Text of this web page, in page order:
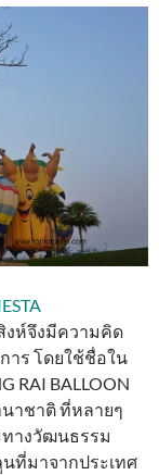
งห์จึงมีความคิด
าร โดยใช้ชื่อใน
RAI BALLOON
นาชาติ ที่หลายๆ
ทางวัฒนธรรม
ที่มาจากประเทศ